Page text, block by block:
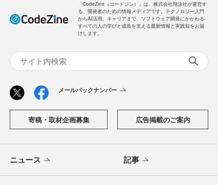
「CodeZine（コードジン）」は、株式会社翔泳社が運営す
る、開発者のための情報メディアです。テクノロジー入門
からAI活用、キャリアまで、ソフトウェア開発にかかわる
すべての人の学びと成長を支える最新情報と実践知をお届
けします。
メールバックナンバー
寄稿・取材企画募集 広告掲載のご案内
ニュース 記事